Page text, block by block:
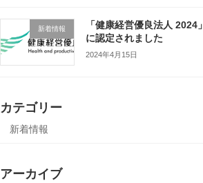
新着情報
「健康経営優良法人 2024」
に認定されました
2024年4月15日
カテゴリー
新着情報
アーカイブ